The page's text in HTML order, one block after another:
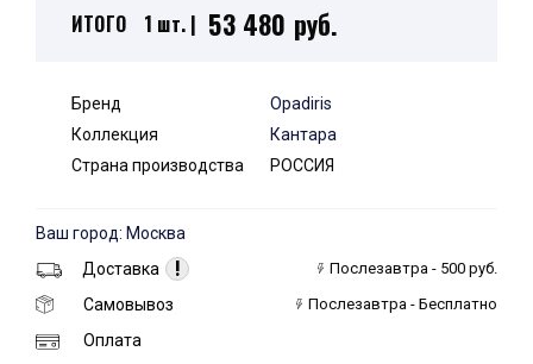
ИТОГО 1 шт. | 53 480 руб.
Бренд
Opadiris
Коллекция
Кантара
Страна производства
РОССИЯ
Ваш город: Москва
Доставка
! Послезавтра - 500 руб.
Самовывоз Послезавтра - Бесплатно
Оплата